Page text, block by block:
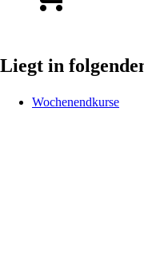
Liegt in
Wochenendkurse